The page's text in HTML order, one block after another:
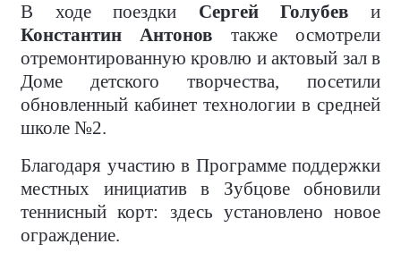
В ходе поездки Сергей Голубев и
Константин Антонов также осмотрели
отремонтированную кровлю и актовый зал в
Доме детского творчества, посетили
обновленный кабинет технологии в средней
школе №2.
Благодаря участию в Программе поддержки
местных инициатив в Зубцове обновили
теннисный корт: здесь установлено новое
ограждение.